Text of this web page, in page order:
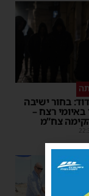
בחור ישיבה
באיומי רצח –
צח”מ